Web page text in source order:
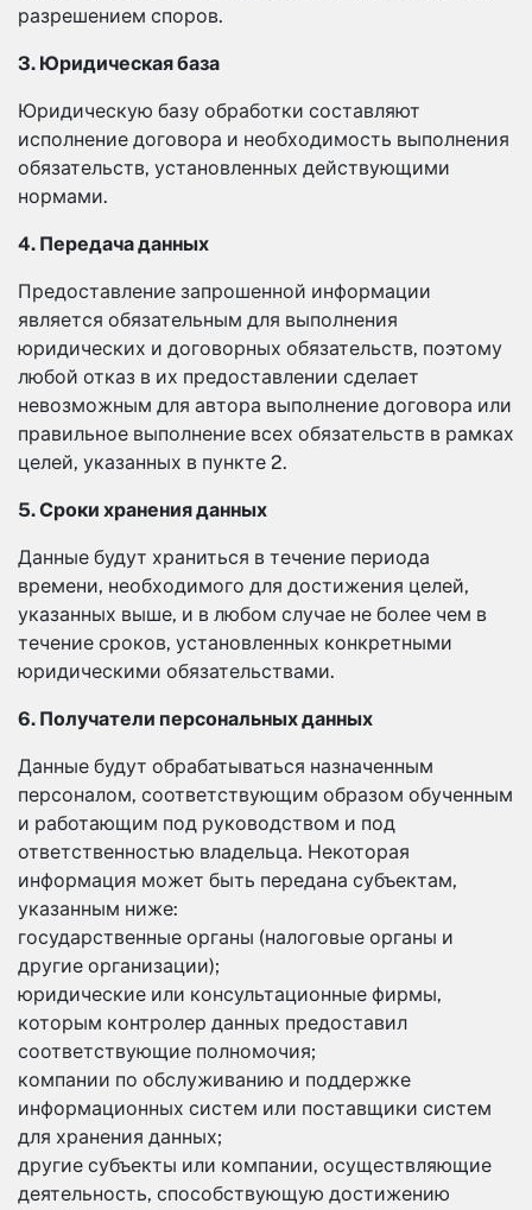
разрешением споров.
3. Юридическая база
Юридическую базу обработки составляют
исполнение договора и необходимость выполнения
обязательств, установленных действующими
нормами.
4. Передача данных
Предоставление запрошенной информации
является обязательным для выполнения
юридических и договорных обязательств, поэтому
любой отказ в их предоставлении сделает
невозможным для автора выполнение договора или
правильное выполнение всех обязательств в рамках
целей, указанных в пункте 2.
5. Сроки хранения данных
Данные будут храниться в течение периода
времени, необходимого для достижения целей,
указанных выше, и в любом случае не более чем в
течение сроков, установленных конкретными
юридическими обязательствами.
6. Получатели персональных данных
Данные будут обрабатываться назначенным
персоналом, соответствующим образом обученным
и работающим под руководством и под
ответственностью владельца. Некоторая
информация может быть передана субъектам,
указанным ниже:
государственные органы (налоговые органы и
другие организации);
юридические или консультационные фирмы,
которым контролер данных предоставил
соответствующие полномочия;
компании по обслуживанию и поддержке
информационных систем или поставщики систем
для хранения данных;
другие субъекты или компании, осуществляющие
деятельность, способствующую достижению